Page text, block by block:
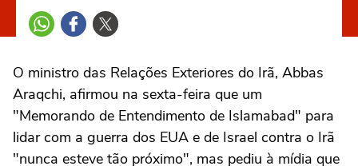
‌O ministro das Relações Exteriores do Irã, Abbas
Araqchi, afirmou na ⁠sexta-feira que ‌um
"Memorando de Entendimento de ‌Islamabad" para
‌lidar com ⁠a guerra dos EUA e de Israel contra o Irã
"nunca ‌esteve tão ‌próximo", mas ⁠pediu ⁠à mídia ⁠que